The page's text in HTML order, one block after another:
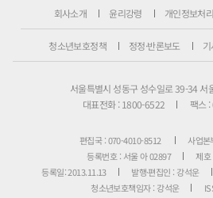
회사소개 윤리강령 개인정보처
청소년보호정책 정정·반론보도
서울특별시 성동구 성수일로 39-34 서
대표전화 : 1800-6522
팩스
편집국 : 070-4010-8512
사업
등록번호 : 서울 아 02897
제호
등록일: 2013.11.13
발행·편집인 : 강석운
청소년보호책임자 : 강석운